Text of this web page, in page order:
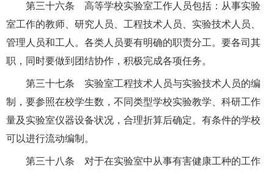
第三十六条 高等学校实验室工作人员包括：从事实验
室工作的教师、研究人员、工程技术人员、实验技术人员、
管理人员和工人。各类人员要有明确的职责分工。要各司其
职，同时要做到团结协作，积极完成各项任务。
第三十七条 实验室工程技术人员与实验技术人员的编
制，要参照在校学生数，不同类型学校实验教学、科研工作
量及实验室仪器设备状况，合理折算后确定。有条件的学校
可以进行流动编制。
第三十八条 对于在实验室中从事有害健康工种的工作